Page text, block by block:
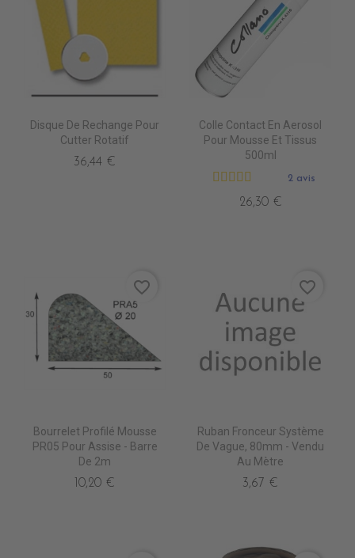
Disque De Rechange Pour
Cutter Rotatif
36,44 €
Colle Contact En Aerosol
Pour Mousse Et Tissus
500ml
2 avis
26,30 €
Bourrelet Profilé Mousse
PR05 Pour Assise - Barre
De 2m
10,20 €
favorite_border
Ruban Fronceur Système
De Vague, 80mm - Vendu
Au Mètre
3,67 €
favorite_border